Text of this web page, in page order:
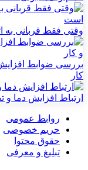
وقتی فقط قربانی به
بررسی ضوابط
کار
ارتباط افزایش دما
روابط عمومی
حریم خصوصی
حقوق محتوا
تبلیغ و معرفی